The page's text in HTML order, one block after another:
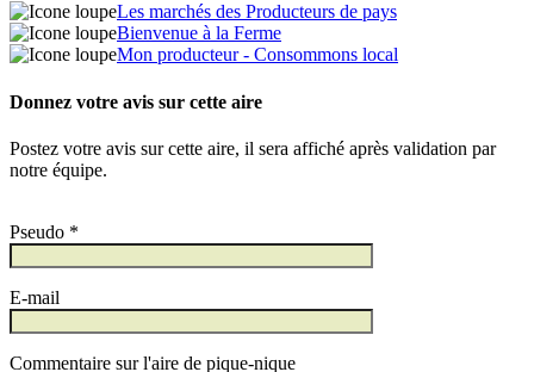
Les marchés des Producteurs de pays
Bienvenue à la Ferme
Mon producteur - Consommons local
Donnez votre avis sur cette aire
Postez votre avis sur cette aire, il sera affiché après validation par
notre équipe.
Pseudo *
E-mail
Commentaire sur l'aire de pique-nique